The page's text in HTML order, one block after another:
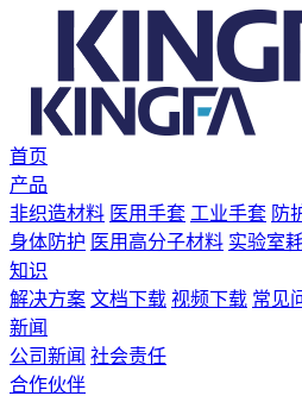
首页
产品
非织造材料 医用手套 工业手套 防
身体防护 医用高分子材料 实验室
知识
解决方案 文档下载 视频下载 常见
新闻
公司新闻 社会责任
合作伙伴